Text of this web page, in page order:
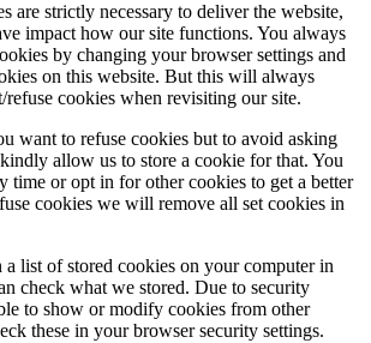
are strictly necessary to deliver the website,
impact how our site functions. You always
by changing your browser settings and
on this website. But this will always
cookies when revisiting our site.
want to refuse cookies but to avoid asking
allow us to store a cookie for that. You
time or opt in for other cookies to get a better
cookies we will remove all set cookies in
list of stored cookies on your computer in
check what we stored. Due to security
to show or modify cookies from other
these in your browser security settings.